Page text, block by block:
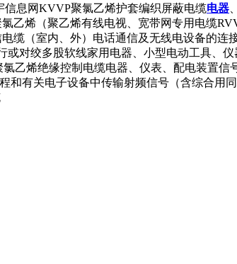
信息网KVVP聚氯乙烯护套编织屏蔽电缆电器
乙烯（聚乙烯有线电视、宽带网专用电缆
缆（室内、外）电话通信及无线电设备的连
对绞多股软线家用电器、小型电动工具、
烯绝缘控制电缆电器、仪表、配电装置信
有关电子设备中传输射频信号（含综合用同